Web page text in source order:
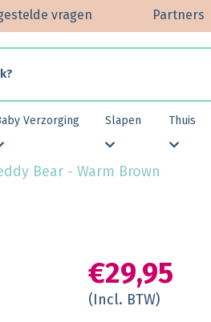
Partners
vragen
Verzorging Slapen Thuis
Bear - Warm Brown
€29,95
(Incl. BTW)